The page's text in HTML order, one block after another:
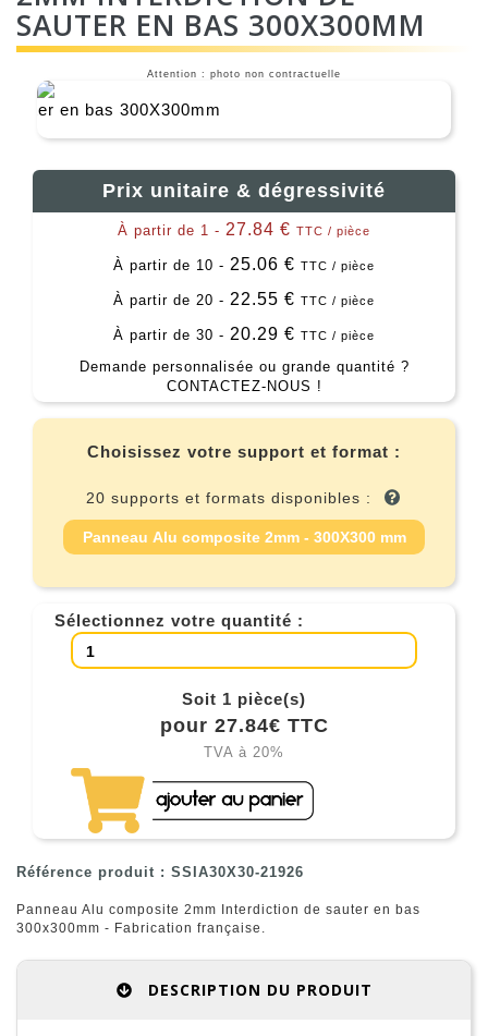
SAUTER EN BAS 300X300MM
Attention : photo non contractuelle
Prix unitaire & dégressivité
À partir de 1 - 27.84 € TTC / pièce
À partir de 10 - 25.06 € TTC / pièce
À partir de 20 - 22.55 € TTC / pièce
À partir de 30 - 20.29 € TTC / pièce
Demande personnalisée ou grande quantité ?
CONTACTEZ-NOUS !
Choisissez votre support et format :
20 supports et formats disponibles :
Panneau Alu composite 2mm - 300X300 mm
Sélectionnez votre quantité :
Soit 1 pièce(s)
pour 27.84€ TTC
TVA à 20%
Référence produit : SSIA30X30-21926
Panneau Alu composite 2mm Interdiction de sauter en bas
300x300mm - Fabrication française.
DESCRIPTION DU PRODUIT